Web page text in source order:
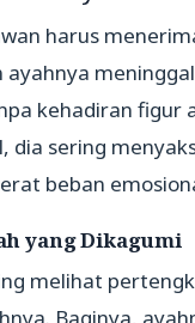
harus
ayahnya
kehadiran figur
dia sering
beban
yang Dikagumi
melihat